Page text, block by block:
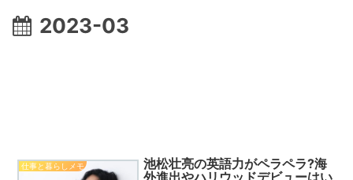
2023-03
仕事と暮らしメモ
池松壮亮の英語力がペラペラ?海